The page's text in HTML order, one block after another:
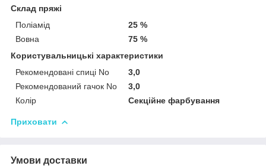
Склад пряжі
Поліамід
25 %
Вовна
75 %
Користувальницькі характеристики
Рекомендовані спиці No
3,0
Рекомендований гачок No
3,0
Колір
Секційне фарбування
Приховати
Умови доставки